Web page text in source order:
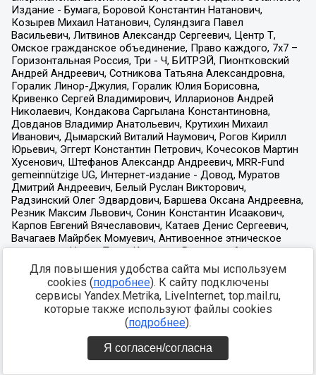
Для повышения удобства сайта мы используем
cookies (подробнее). К сайту подключены
сервисы Yandex.Metrika, LiveInternet, top.mail.ru,
которые также используют файлы cookies
(подробнее).
Я согласен/согласна